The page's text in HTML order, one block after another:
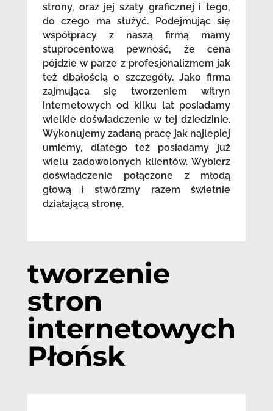
strony, oraz jej szaty graficznej i tego,
do czego ma służyć. Podejmując się
współpracy z naszą firmą mamy
stuprocentową pewność, że cena
pójdzie w parze z profesjonalizmem jak
też dbałością o szczegóły. Jako firma
zajmująca się tworzeniem witryn
internetowych od kilku lat posiadamy
wielkie doświadczenie w tej dziedzinie.
Wykonujemy zadaną pracę jak najlepiej
umiemy, dlatego też posiadamy już
wielu zadowolonych klientów. Wybierz
doświadczenie połączone z młodą
głową i stwórzmy razem świetnie
działającą stronę.
tworzenie
stron
internetowych
Płońsk